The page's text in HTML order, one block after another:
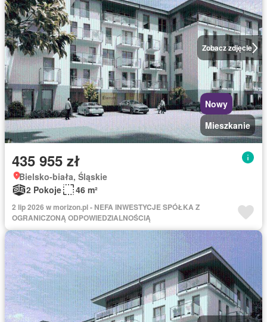
Zobacz zdjęcie
Nowy
Mieszkanie
435 955 zł
Bielsko-biała, Śląskie
2 Pokoje
46 m²
2 lip 2026 w morizon.pl - NEFA INWESTYCJE SPÓŁKA Z
OGRANICZONĄ ODPOWIEDZIALNOŚCIĄ